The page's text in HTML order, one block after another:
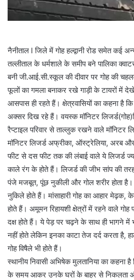
नैनीताल l जिले में गोह हल्द्वानी रोड समेत कई
तल्लीताल के धर्मशाले के समीप बने पालिका
बनी जी.आई.सी.स्कूल की दीवार पर गोह की
फूलों का गमला बनाकर रखे गाड़ी के टायरों में
आसपास ही रहते हैं। क्षेत्रवासियों का कहना है
अक्सर दिख रहे हैं। वयस्क मॉनिटर
रैप्टाइल परिवार से ताल्लुक रखने वाले मॉनिटर
मॉनिटर लिजर्ड अफ्रीका, ऑस्ट्रेलिया, अरब और
फीट से दस फीट तक की लंबाई वाले ये लिजर्ड
काले रंग के होते हैं। लिजर्ड की जीभ सांप की
पंजे मजबूत, पूंछ नुकीली और गोल शरीर होता है।
नुकिले होते हैं। मांसाहारी गोह का आहार
होते हैं। अमूमन रिहायशी क्षेत्रों में रहने वाले
दक्ष होते हैं। ये पेड़ पर चढ़ने के साथ ही भागने में
नहीं होते लेकिन इनका काटा तेज दर्द करता है,
गोह विषैले भी होते हैं।
स्थानीय निवासी अभिषेक मुलतानिया का कहना है
के समय आकर उनके घरों के बाहर से निकलता